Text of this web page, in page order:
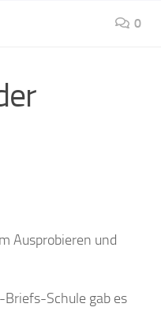
0
Ausprobieren und
Schule gab es